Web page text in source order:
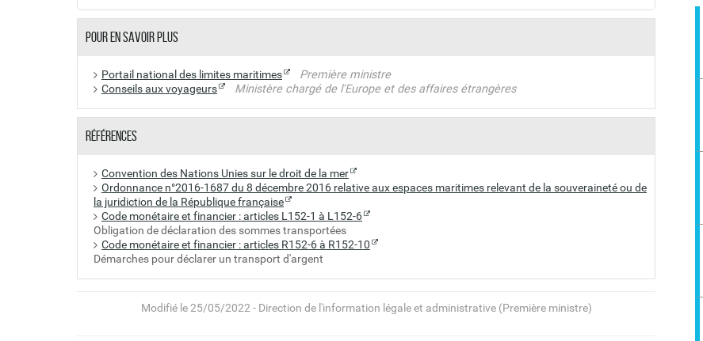
Pour en savoir plus
Portail national des limites maritimes
Première ministre
Conseils aux voyageurs
Ministère chargé de l'Europe et des affaires étrangères
Références
Convention des Nations Unies sur le droit de la mer
Ordonnance n°2016-1687 du 8 décembre 2016 relative aux espaces maritimes relevant de la souveraineté ou de
la juridiction de la République française
Code monétaire et financier : articles L152-1 à L152-6
Obligation de déclaration des sommes transportées
Code monétaire et financier : articles R152-6 à R152-10
Démarches pour déclarer un transport d'argent
Modifié le 25/05/2022 - Direction de l'information légale et administrative (Première ministre)